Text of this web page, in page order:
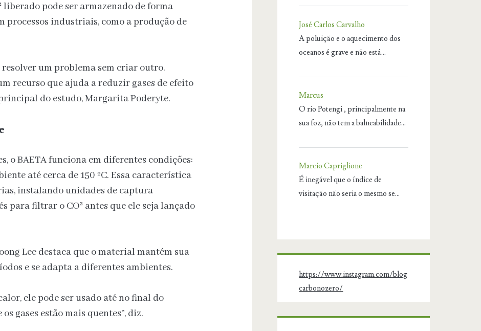
liberado pode ser armazenado de forma
processos industriais, como a produção de
resolver um problema sem criar outro.
recurso que ajuda a reduzir gases de efeito
do estudo, Margarita Poderyte.
o BAETA funciona em diferentes condições:
até cerca de 150 ºC. Essa característica
instalando unidades de captura
para filtrar o CO² antes que ele seja lançado
Lee destaca que o material mantém sua
e se adapta a diferentes ambientes.
ele pode ser usado até no final do
gases estão mais quentes”, diz.
José Carlos Carvalho
A poluição e o aquecimento dos
oceanos é grave e não está…
Marcus
O rio Potengi , principalmente na
sua foz, não tem a balneabilidade…
Marcio Capriglione
É inegável que o índice de
visitação não seria o mesmo se…
https://www.instagram.com/blog
carbonozero/